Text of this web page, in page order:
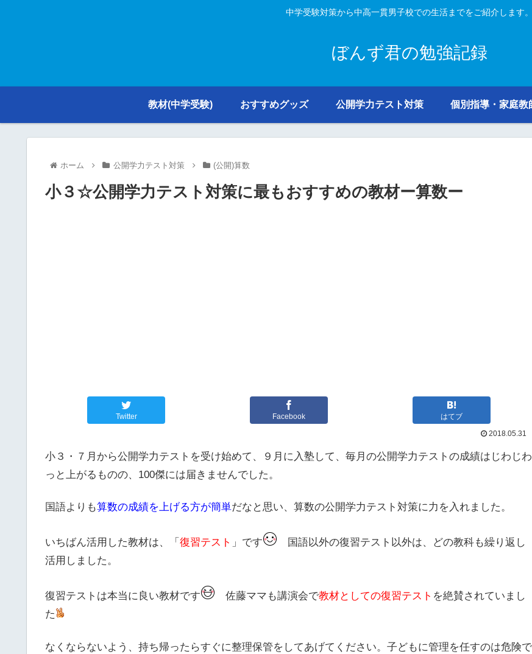
中学受験対策から中高一貫男子校での生活までをご紹介します。
ぼんず君の勉強記録
教材(中学受験) おすすめグッズ 公開学力テスト対策 個別指導・家庭教
ホーム 公開学力テスト対策 (公開)算数
小３☆公開学力テスト対策に最もおすすめの教材ー算数ー
Twitter Facebook
はてブ
2018.05.31
小３・７月から公開学力テストを受け始めて、９月に入塾して、毎月の公開学力テストの成績はじわじわ
っと上がるものの、100傑には届きませんでした。
国語よりも算数の成績を上げる方が簡単だなと思い、算数の公開学力テスト対策に力を入れました。
いちばん活用した教材は、「 復習テスト 」です
国語以外の復習テスト以外は、どの教科も繰り返し
活用しました。
復習テストは本当に良い教材です 佐藤ママも講演会で教材としての復習テスト を絶賛されていまし
た
なくならないよう、持ち帰ったらすぐに整理保管をしてあげてください。子どもに管理を任すのは危険で